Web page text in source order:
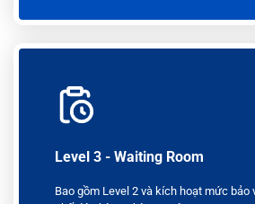
Level 3 - Waiting Room
Bao gồm Level 2 và kích hoạt mức bảo